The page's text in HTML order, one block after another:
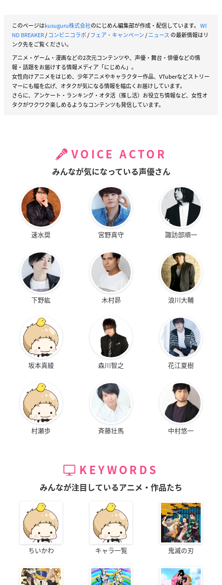
このページはkusuguru株式会社のにじめん編集部が作成・配信しています。 WI
ND BREAKER/コンビニコラボ/フェア・キャンペーン/ニュース の最新情報はリ
ンク先をご覧ください。
アニメ・ゲーム・漫画などの2次元コンテンツや、声優・舞台・俳優などの情
報・話題をお届けする情報メディア「にじめん」。
女性向けアニメをはじめ、少年アニメやキャラクター作品、VTuberなどストリー
マーにも幅を広げ、オタクが気になる情報を幅広くお届けしています。
さらに、アンケート・ランキング・オタ活（推し活）お役立ち情報など、女性オ
タクがワクワク楽しめるようなコンテンツも発信しています。
VOICE ACTOR
みんなが気になっている声優さん
速水奨 宮野真守 諏訪部順一
下野紘 木村昴 浪川大輔
坂本真綾 森川智之 花江夏樹
村瀬歩 斉藤壮馬 中村悠一
KEYWORDS
みんなが注目しているアニメ・作品たち
ちいかわ キャラ一覧 鬼滅の刃